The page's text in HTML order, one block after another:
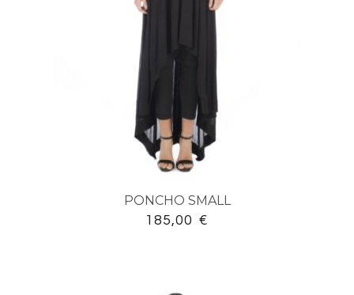
PONCHO SMALL
185,00 €